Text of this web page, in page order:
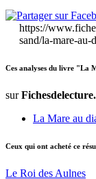
https://
sand/la-mare-au-
Ces analyses du livre "La
sur
La Mare au
Ceux qui ont acheté ce
Le Roi des Aulnes